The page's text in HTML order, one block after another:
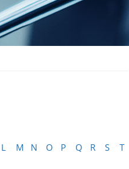
L M N O P Q R S T